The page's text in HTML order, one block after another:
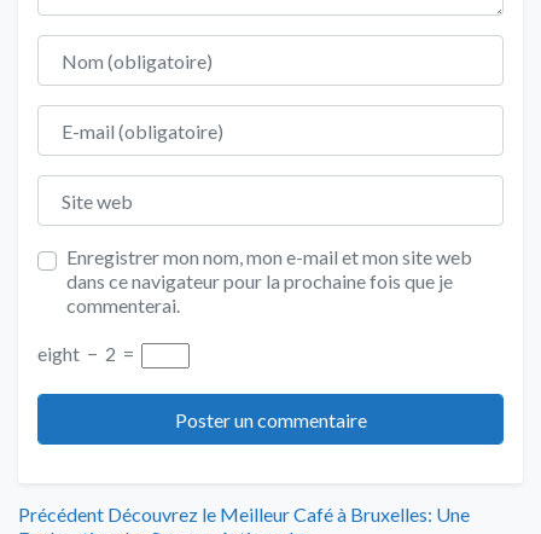
Nom
E-mail
Site web
Enregistrer mon nom, mon e-mail et mon site web
dans ce navigateur pour la prochaine fois que je
commenterai.
eight − 2 =
Précédent Article
Découvrez le Meilleur Café à Bruxelles: Une